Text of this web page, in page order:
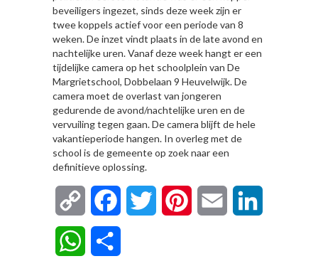
beveiligers ingezet, sinds deze week zijn er
twee koppels actief voor een periode van 8
weken. De inzet vindt plaats in de late avond en
nachtelijke uren. Vanaf deze week hangt er een
tijdelijke camera op het schoolplein van De
Margrietschool, Dobbelaan 9 Heuvelwijk. De
camera moet de overlast van jongeren
gedurende de avond/nachtelijke uren en de
vervuiling tegen gaan. De camera blijft de hele
vakantieperiode hangen. In overleg met de
school is de gemeente op zoek naar een
definitieve oplossing.
Copy
Link
FacebookTwitter Pinterest Email
WhatsApp